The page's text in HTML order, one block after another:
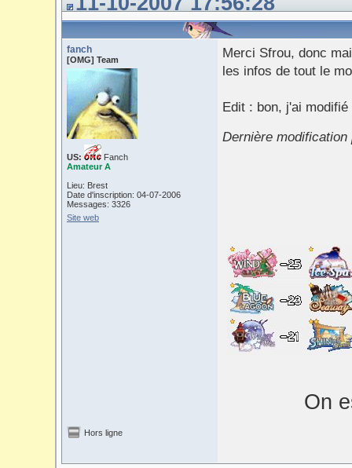
fanch
[OMG] Team
US:
Fanch
Amateur A
Lieu: Brest
Date d'inscription: 04-07-2006
Messages: 3326
Site web
Merci Sfrou, donc
les infos de tout le
Edit : bon, j'ai
Dernière modification
On
Hors ligne